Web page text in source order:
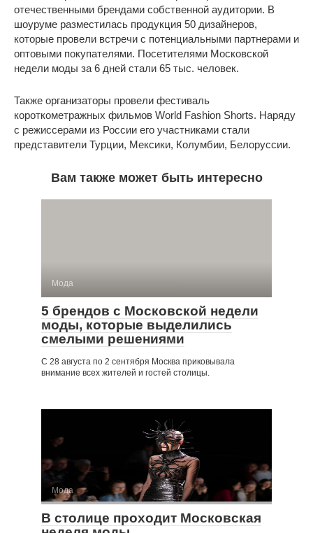
отечественными брендами собственной аудитории. В
шоуруме разместилась продукция 50 дизайнеров,
которые провели встречи с потенциальными партнерами и
оптовыми покупателями. Посетителями Московской
недели моды за 6 дней стали 65 тыс. человек.
Также организаторы провели фестиваль
короткометражных фильмов World Fashion Shorts. Наряду
с режиссерами из России его участниками стали
представители Турции, Мексики, Колумбии, Белоруссии.
Вам также может быть интересно
Мода
5 брендов с Московской недели
моды, которые выделились
смелыми решениями
С 28 августа по 2 сентября Москва приковывала
внимание всех жителей и гостей столицы.
Мода
В столице проходит Московская